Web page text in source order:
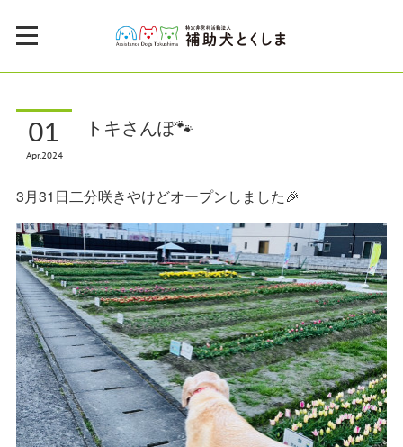
01
Apr2024
トキさんぽ🐾
3月31日二分咲きやけどオープンしました🎉